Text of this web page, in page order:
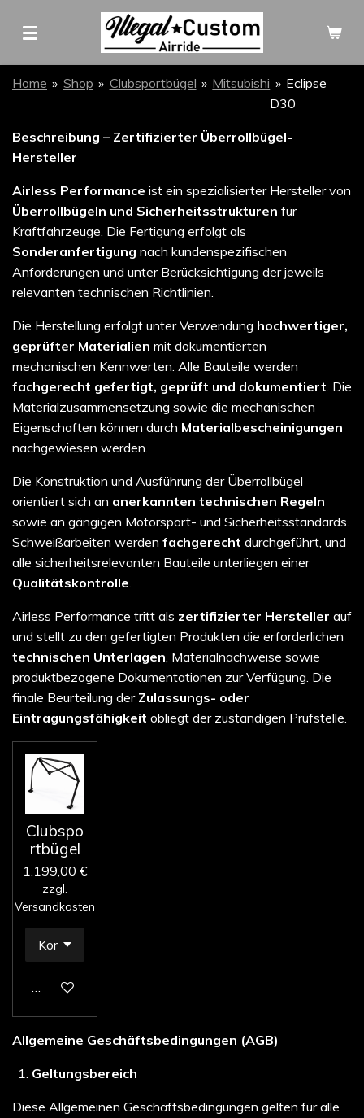
Hauptinhalt
Home » Shop » Clubsportbügel » Mitsubishi » Eclipse
D30
Beschreibung – Zertifizierter Überrollbügel-
Hersteller
Airless Performance ist ein spezialisierter Hersteller von
Überrollbügeln und Sicherheitsstrukturen für
Kraftfahrzeuge. Die Fertigung erfolgt als
Sonderanfertigung nach kundenspezifischen
Anforderungen und unter Berücksichtigung der jeweils
relevanten technischen Richtlinien.
Die Herstellung erfolgt unter Verwendung hochwertiger,
geprüfter Materialien mit dokumentierten
mechanischen Kennwerten. Alle Bauteile werden
fachgerecht gefertigt, geprüft und dokumentiert. Die
Materialzusammensetzung sowie die mechanischen
Eigenschaften können durch Materialbescheinigungen
nachgewiesen werden.
Die Konstruktion und Ausführung der Überrollbügel
orientiert sich an anerkannten technischen Regeln
sowie an gängigen Motorsport- und Sicherheitsstandards.
Schweißarbeiten werden fachgerecht durchgeführt, und
alle sicherheitsrelevanten Bauteile unterliegen einer
Qualitätskontrolle.
Airless Performance tritt als zertifizierter Hersteller auf
und stellt zu den gefertigten Produkten die erforderlichen
technischen Unterlagen, Materialnachweise sowie
produktbezogene Dokumentationen zur Verfügung. Die
finale Beurteilung der Zulassungs- oder
Eintragungsfähigkeit obliegt der zuständigen Prüfstelle.
Clubspo
rtbügel
1.199,00 €
zzgl.
Versandkosten
In den Warenkorb
Allgemeine Geschäftsbedingungen (AGB)
Geltungsbereich
Diese Allgemeinen Geschäftsbedingungen gelten für alle